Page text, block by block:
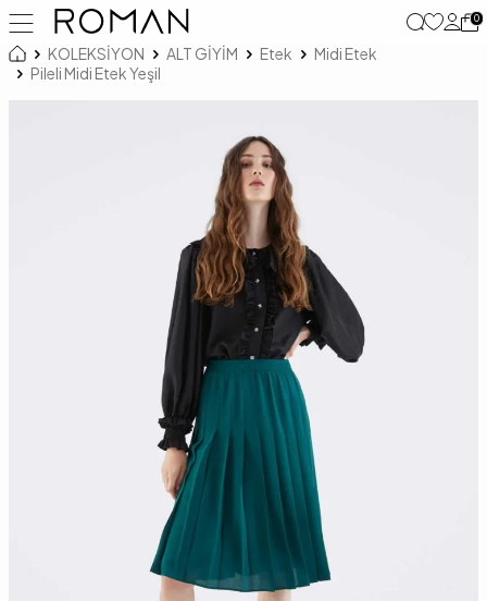
0
KOLEKSİYON ALT GİYİM Etek
Midi Etek
Pileli Midi Etek Yeşil